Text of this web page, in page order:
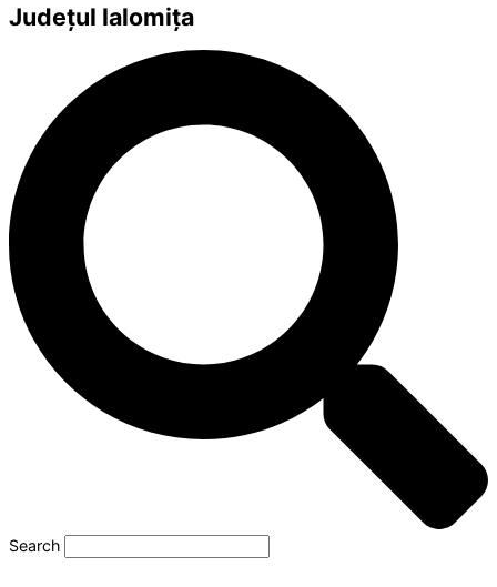
Județul Ialomița
Search